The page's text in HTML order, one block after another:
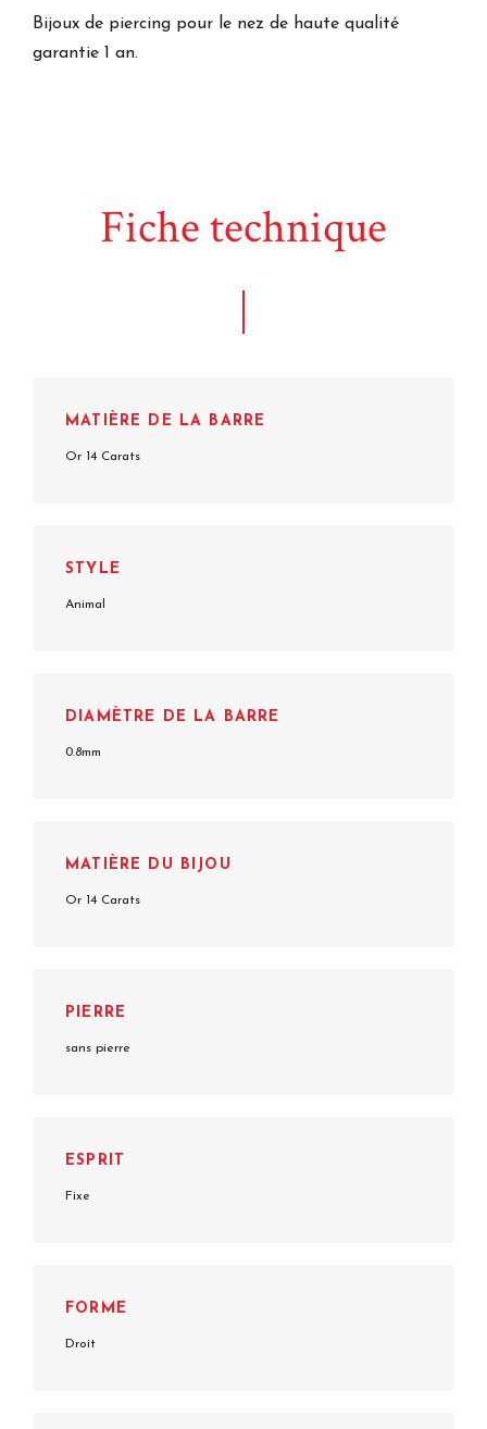
Bijoux de piercing pour le nez de haute qualité
garantie 1 an.
Fiche technique
MATIÈRE DE LA BARRE
Or 14 Carats
STYLE
Animal
DIAMÈTRE DE LA BARRE
0.8mm
MATIÈRE DU BIJOU
Or 14 Carats
PIERRE
sans pierre
ESPRIT
Fixe
FORME
Droit